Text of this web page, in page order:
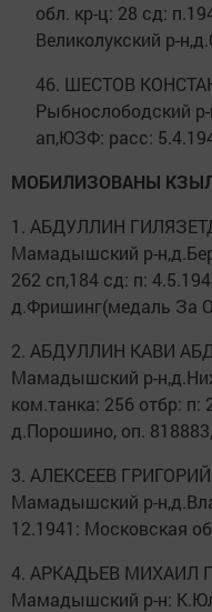
обл. кр-ц: 28 сд:
Великолукский р-
46. ШЕСТОВ
Рыбнослободский
ап,ЮЗФ: расс:
МОБИЛИЗОВАНЫ
1. АБДУЛЛИН
Мамадышский р-
262 сп,184 сд: п:
д.Фришинг(медаль За
2. АБДУЛЛИН КАВИ
Мамадышский р-
ком.танка: 256 отбр: п:
д.Порошино, оп.
3. АЛЕКСЕЕВ
Мамадышский р-
12.1941: Московская
4. АРКАДЬЕВ МИХАИЛ
Мамадышский р-н: